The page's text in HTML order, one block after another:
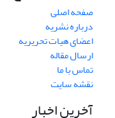
صفحه اصلی
درباره نشریه
اعضای هیات تحریریه
ارسال مقاله
تماس با ما
نقشه سایت
آخرین اخبار